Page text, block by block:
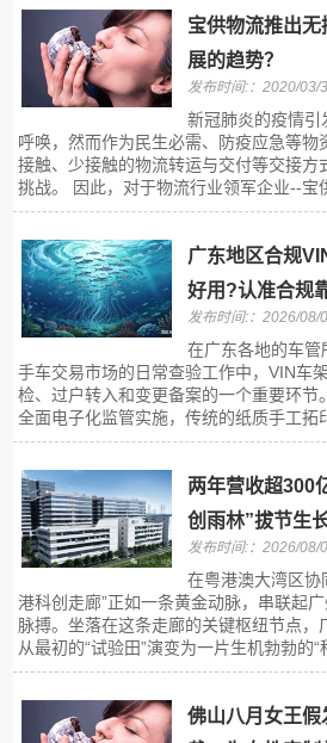
宝供物流推出
展的趋势？
发布时间:：2020/03/
新冠肺炎的疫情引
呼唤，然而作为民生必需、防疫应急等物
接触、少接触的物流转运与交付等交接方
挑战。 因此，对于物流行业领军企业--宝
广东地区合规
好用?认准合规
发布时间:：2026/08/
在广东各地的车管
手车交易市场的日常查验工作中，VIN车
检、过户转入和变更备案的一个重要环节
全面电子化监管实施，传统的纸质手工拓
两年营收超300
创雨林”拔节生
发布时间:：2026/08/
在粤港澳大湾区协
港科创走廊”正如一条黄金动脉，串联起
脉搏。坐落在这条走廊的关键枢纽节点，
从最初的“试验田”演变为一片生机勃勃的“
佛山八月女王